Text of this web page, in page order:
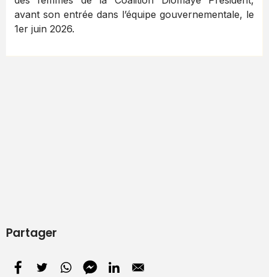
avant son entrée dans l’équipe gouvernementale, le
1er juin 2026.
Partager